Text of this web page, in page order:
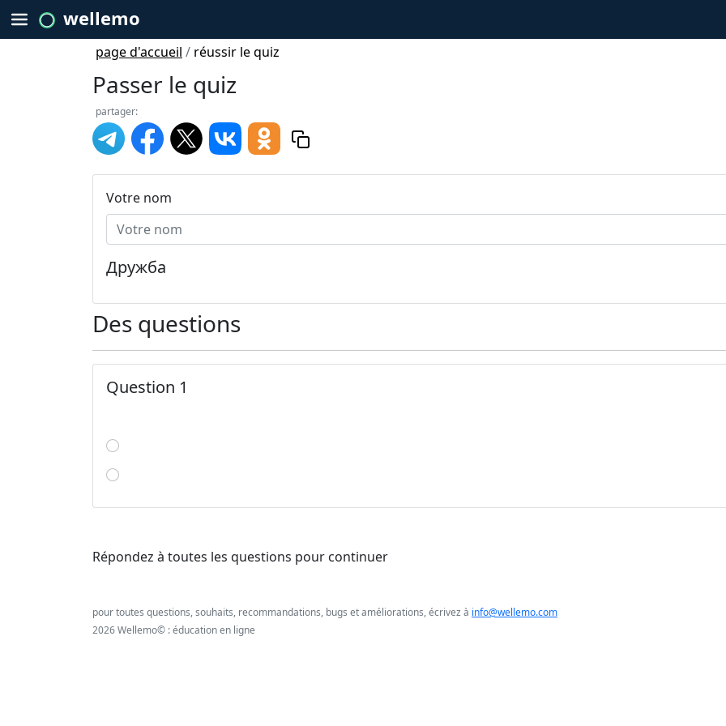
wellemo
page d'accueil / réussir le quiz
Passer le quiz
partager:
Votre nom
Дружба
Des questions
Question 1
Répondez à toutes les questions pour continuer
pour toutes questions, souhaits, recommandations, bugs et améliorations, écrivez à info@wellemo.com
2026 Wellemo© : éducation en ligne